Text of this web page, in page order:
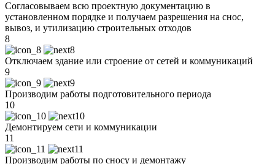
Согласовываем всю проектную документацию в
установленном порядке и получаем разрешения на снос,
вывоз, и утилизацию строительных отходов
8
Отключаем здание или строение от сетей и коммуникаций
9
Производим работы подготовительного периода
10
Демонтируем сети и коммуникации
11
Производим работы по сносу и демонтажу